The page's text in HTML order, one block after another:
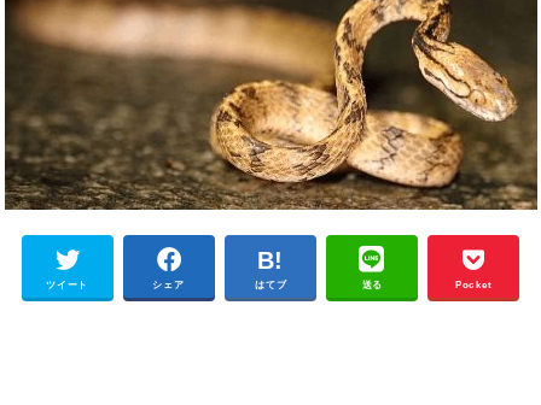
ツイート シェア はてブ 送る Pocket